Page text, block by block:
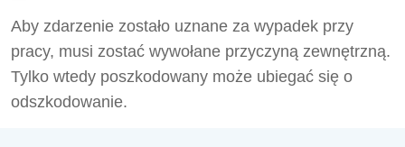
Aby zdarzenie zostało uznane za wypadek przy
pracy, musi zostać wywołane przyczyną zewnętrzną.
Tylko wtedy poszkodowany może ubiegać się o
odszkodowanie.